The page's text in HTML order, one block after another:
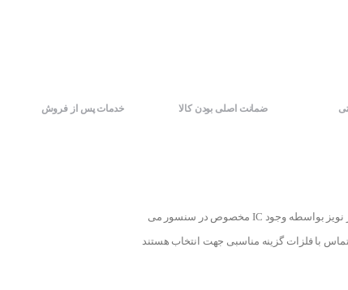
ضمانت اصلی بودن کالا خدمات پس از فروش
با کارایی بالا در تشخیص انواع فلزات با قابلیت مقاومت بالا در برابر نویز بواسطه وجود IC مخصوص در سنسور می
با فلزات گزینه مناسبی جهت انتخاب هستند